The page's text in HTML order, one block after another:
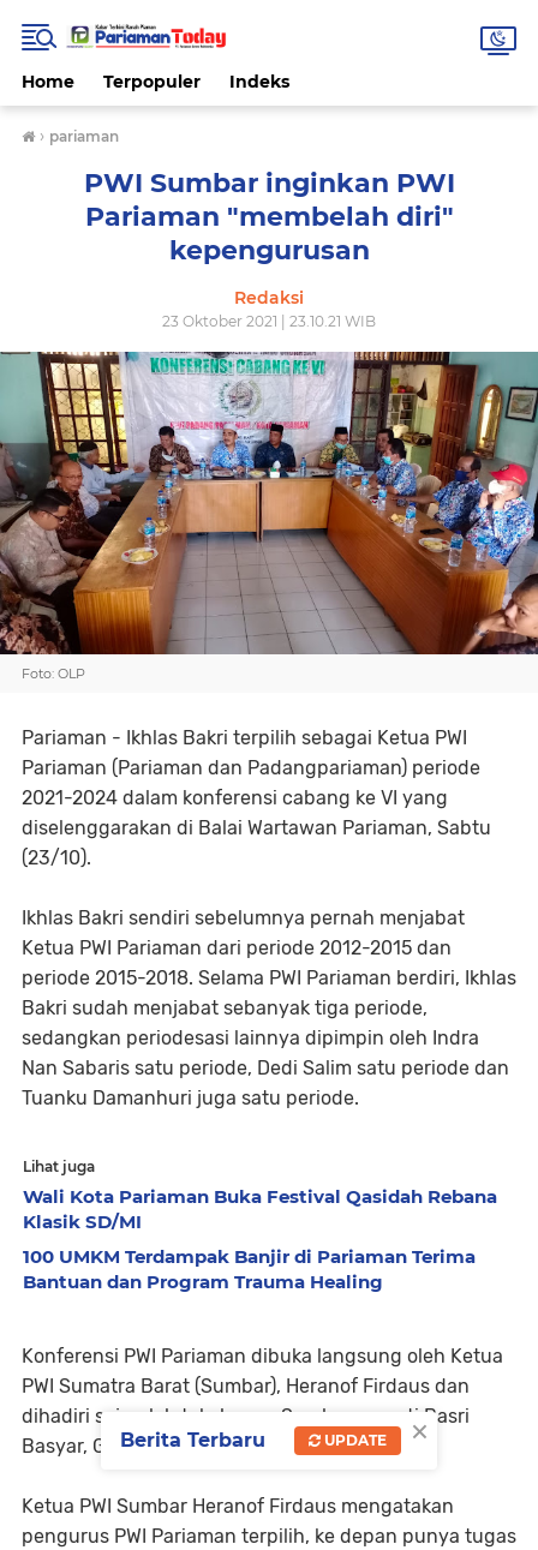
Home Terpopuler Indeks
› pariaman
PWI Sumbar inginkan PWI
Pariaman "membelah diri"
kepengurusan
Redaksi
23 Oktober 2021 | 23.10.21 WIB
Foto: OLP
Pariaman - Ikhlas Bakri terpilih sebagai Ketua PWI
Pariaman (Pariaman dan Padangpariaman) periode
2021-2024 dalam konferensi cabang ke VI yang
diselenggarakan di Balai Wartawan Pariaman, Sabtu
(23/10).
Ikhlas Bakri sendiri sebelumnya pernah menjabat
Ketua PWI Pariaman dari periode 2012-2015 dan
periode 2015-2018. Selama PWI Pariaman berdiri, Ikhlas
Bakri sudah menjabat sebanyak tiga periode,
sedangkan periodesasi lainnya dipimpin oleh Indra
Nan Sabaris satu periode, Dedi Salim satu periode dan
Tuanku Damanhuri juga satu periode.
Lihat juga
Wali Kota Pariaman Buka Festival Qasidah Rebana
Klasik SD/MI
100 UMKM Terdampak Banjir di Pariaman Terima
Bantuan dan Program Trauma Healing
Konferensi PWI Pariaman dibuka langsung oleh Ketua
PWI Sumatra Barat (Sumbar), Heranof Firdaus dan
dihadiri sejumlah tokoh pers Sumbar seperti Basri
Basyar, Gusfen Khairul dan Widya Navis.
Ketua PWI Sumbar Heranof Firdaus mengatakan
pengurus PWI Pariaman terpilih, ke depan punya tugas
×
Berita Terbaru UPDATE